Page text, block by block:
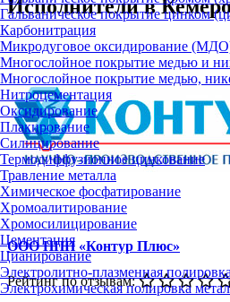
Гальваническое покрытие цинком
Карбонитрация
Микродуговое оксидирование
Многослойное покрытие медью и
Многослойное покрытие медью,
Нитроцементация
Оксидирование
Плакирование
Силицирование
Термодиффузионное цинкование
Травление металла
Химическое фосфатирование
Хромоалитирование
Хромосилицирование
Цементация
Цианирование
Электролитно-плазменная
Электрохимическая полировка
Исполнители в
ООО НПП «Контур Плюс»
Рейтинг по отзывам: